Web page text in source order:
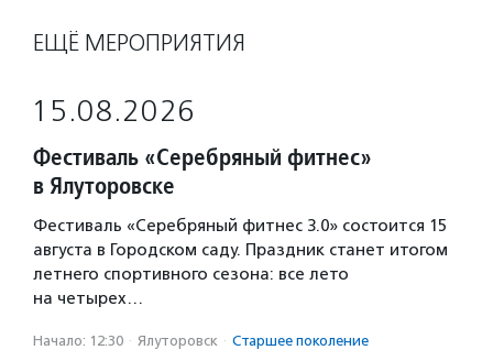
ЕЩЁ МЕРОПРИЯТИЯ
15.08.2026
Фестиваль «Серебряный фитнес»
в Ялуторовске
Фестиваль «Серебряный фитнес 3.0» состоится 15
августа в Городском саду. Праздник станет итогом
летнего спортивного сезона: все лето
на четырех…
Начало: 12:30 · Ялуторовск · Старшее поколение